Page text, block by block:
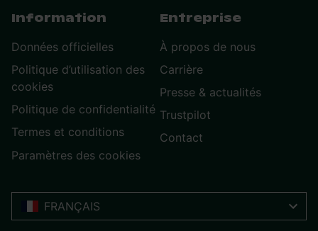
Information
Données officielles
Politique d’utilisation des
cookies
Politique de confidentialité
Termes et conditions
Paramètres des cookies
Entreprise
À propos de nous
Carrière
Presse & actualités
Trustpilot
Contact
FRANÇAIS